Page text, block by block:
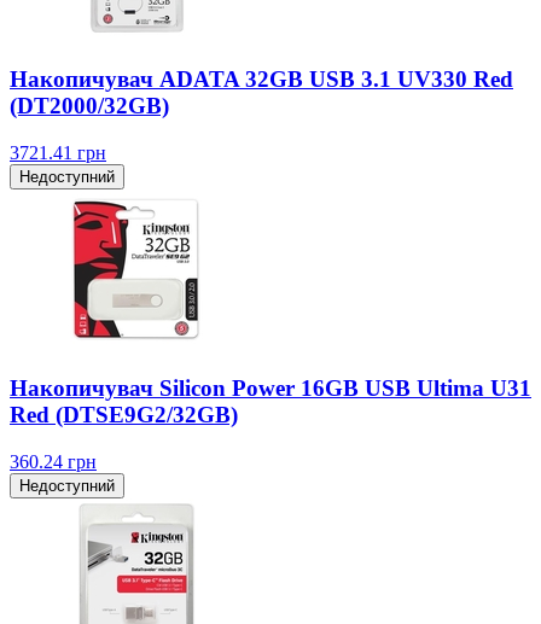
Накопичувач ADATA 32GB USB 3.1 UV330 Red
(DT2000/32GB)
3721.41 грн
Недоступний
Накопичувач Silicon Power 16GB USB Ultima U31
Red (DTSE9G2/32GB)
360.24 грн
Недоступний